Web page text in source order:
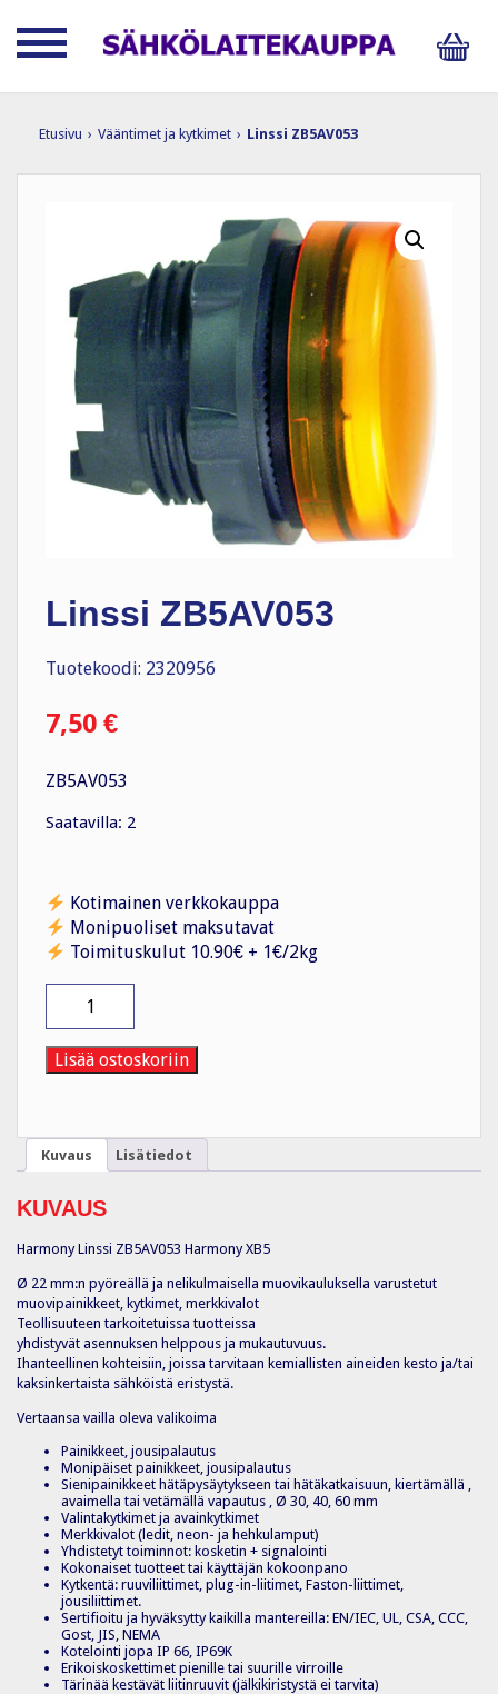
Etusivu › Vääntimet ja kytkimet › Linssi ZB5AV053
Linssi ZB5AV053
Tuotekoodi: 2320956
7,50 €
ZB5AV053
Saatavilla: 2
Kotimainen verkkokauppa
Monipuoliset maksutavat
Toimituskulut 10.90€ + 1€/2kg
ZB5AV053
määrä
Lisää ostoskoriin
Kuvaus Lisätiedot
KUVAUS
Harmony Linssi ZB5AV053 Harmony XB5
Ø 22 mm:n pyöreällä ja nelikulmaisella muovikauluksella varustetut
muovipainikkeet, kytkimet, merkkivalot
Teollisuuteen tarkoitetuissa tuotteissa
yhdistyvät asennuksen helppous ja mukautuvuus.
Ihanteellinen kohteisiin, joissa tarvitaan kemiallisten aineiden kesto ja/tai
kaksinkertaista sähköistä eristystä.
Vertaansa vailla oleva valikoima
Painikkeet, jousipalautus
Monipäiset painikkeet, jousipalautus
Sienipainikkeet hätäpysäytykseen tai hätäkatkaisuun, kiertämällä ,
avaimella tai vetämällä vapautus , Ø 30, 40, 60 mm
Valintakytkimet ja avainkytkimet
Merkkivalot (ledit, neon- ja hehkulamput)
Yhdistetyt toiminnot: kosketin + signalointi
Kokonaiset tuotteet tai käyttäjän kokoonpano
Kytkentä: ruuviliittimet, plug-in-liitimet, Faston-liittimet,
jousiliittimet.
Sertifioitu ja hyväksytty kaikilla mantereilla: EN/IEC, UL, CSA, CCC,
Gost, JIS, NEMA
Kotelointi jopa IP 66, IP69K
Erikoiskoskettimet pienille tai suurille virroille
Tärinää kestävät liitinruuvit (jälkikiristystä ei tarvita)